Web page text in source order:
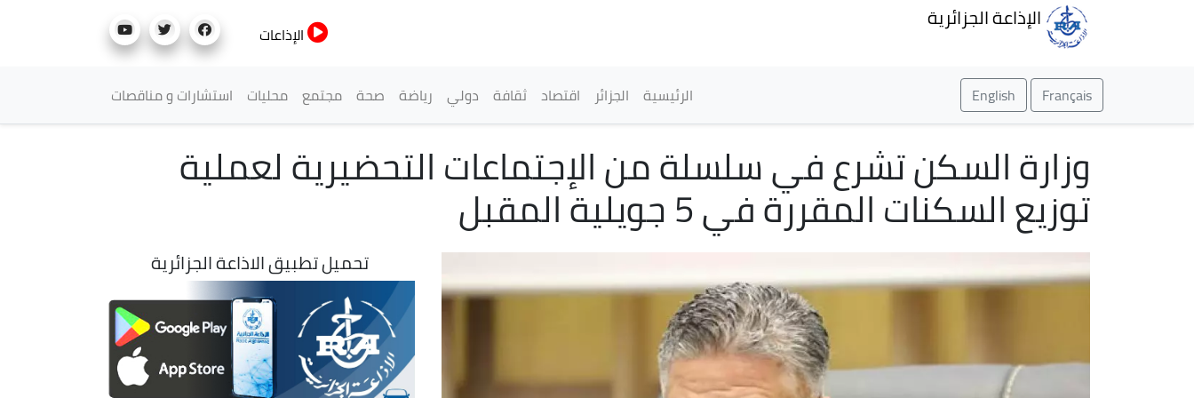
الإذاعة الجزائرية
الإذاعات
Français
English القائمة الرئيسية
الرئيسية الجزائر اقتصاد ثقافة دولي رياضة صحة مجتمع محليات استشارات و مناقصات
وزارة السكن تشرع في سلسلة من الإجتماعات التحضيرية لعملية
توزيع السكنات المقررة في 5 جويلية المقبل
تحميل تطبيق الاذاعة الجزائرية